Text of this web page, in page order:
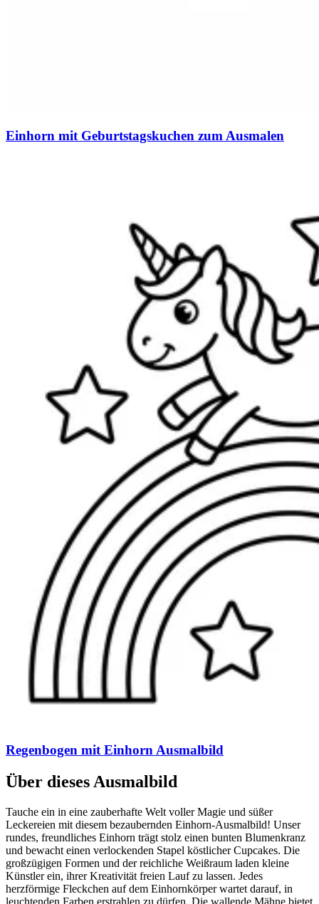
Einhorn mit Geburtstagskuchen zum Ausmalen
Regenbogen mit Einhorn Ausmalbild
Über dieses Ausmalbild
Tauche ein in eine zauberhafte Welt voller Magie und süßer
Leckereien mit diesem bezaubernden Einhorn-Ausmalbild! Unser
rundes, freundliches Einhorn trägt stolz einen bunten Blumenkranz
und bewacht einen verlockenden Stapel köstlicher Cupcakes. Die
großzügigen Formen und der reichliche Weißraum laden kleine
Künstler ein, ihrer Kreativität freien Lauf zu lassen. Jedes
herzförmige Fleckchen auf dem Einhornkörper wartet darauf, in